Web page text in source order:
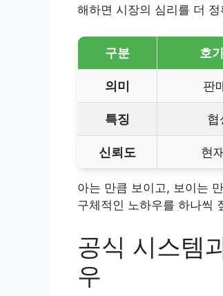
해하면 시장의 심리를 더
구분 호
의미 판
특징 협
신뢰도 현
아는 만큼 보이고, 보이는
구체적인 노하우를 하나씩
공식 시스템
우